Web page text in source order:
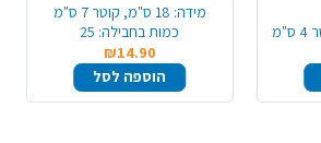
מידה: 18 ס"מ, קוטר 7 ס"מ
כמות בחבילה: 25
₪14.90
הוספה לסל